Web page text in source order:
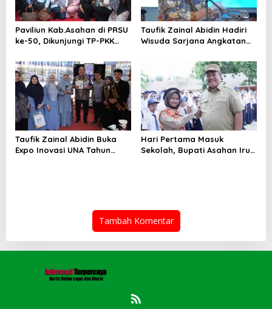
Paviliun Kab.Asahan di PRSU
ke-50, Dikunjungi TP-PKK
Taufik Zainal Abidin Hadiri
Wisuda Sarjana Angkatan
Taufik Zainal Abidin Buka
Expo Inovasi UNA Tahun
Hari Pertama Masuk
Sekolah, Bupati Asahan Irup
Tambah Komentar